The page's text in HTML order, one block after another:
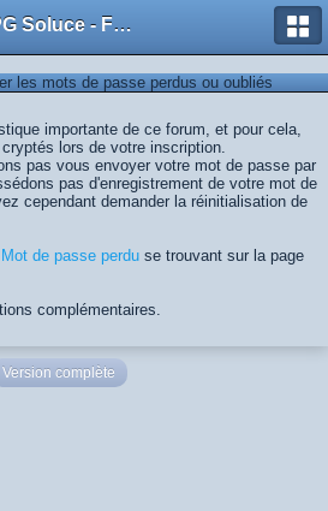
RPG Soluce - Forum
les mots de passe perdus ou oubliés
importante de ce forum, et pour cela,
lors de votre inscription.
pas vous envoyer votre mot de passe par
pas d'enregistrement de votre mot de
cependant demander la réinitialisation de
Mot de passe perdu se trouvant sur la page
complémentaires.
Version complète